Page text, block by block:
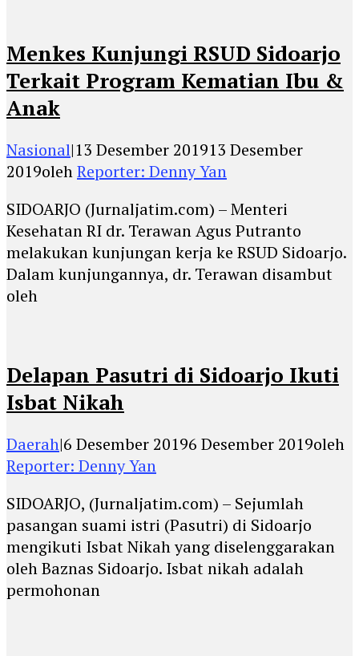
Menkes Kunjungi RSUD Sidoarjo
Terkait Program Kematian Ibu &
Anak
Nasional|13 Desember 201913 Desember
2019olehReporter: Denny Yan
SIDOARJO (Jurnaljatim.com) – Menteri
Kesehatan RI dr. Terawan Agus Putranto
melakukan kunjungan kerja ke RSUD Sidoarjo.
Dalam kunjungannya, dr. Terawan disambut
oleh
Delapan Pasutri di Sidoarjo Ikuti
Isbat Nikah
Daerah|6 Desember 20196 Desember 2019oleh
Reporter: Denny Yan
SIDOARJO, (Jurnaljatim.com) – Sejumlah
pasangan suami istri (Pasutri) di Sidoarjo
mengikuti Isbat Nikah yang diselenggarakan
oleh Baznas Sidoarjo. Isbat nikah adalah
permohonan